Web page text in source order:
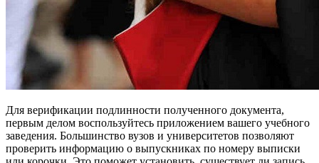
Для верификации подлинности полученного документа,
первым делом воспользуйтесь приложением вашего учебного
заведения. Большинство вузов и университетов позволяют
проверить информацию о выпускниках по номеру выписки